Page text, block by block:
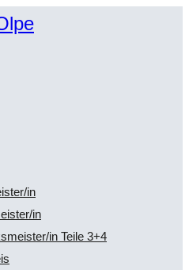
in
in
in Teile 3+4